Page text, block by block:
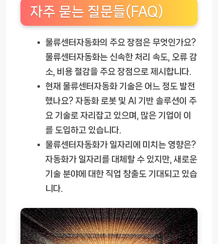
자주 묻는 질문들(FAQ)
물류센터자동화의 주요 장점은 무엇인가요?
물류센터자동화는 신속한 처리 속도, 오류 감
소, 비용 절감을 주요 장점으로 제시합니다.
현재 물류센터자동화 기술은 어느 정도 발전
했나요? 자동화 로봇 및 AI 기반 솔루션이 주
요 기술로 자리잡고 있으며, 많은 기업이 이
를 도입하고 있습니다.
물류센터자동화가 일자리에 미치는 영향은?
자동화가 일자리를 대체할 수 있지만, 새로운
기술 분야에 대한 직업 창출도 기대되고 있습
니다.